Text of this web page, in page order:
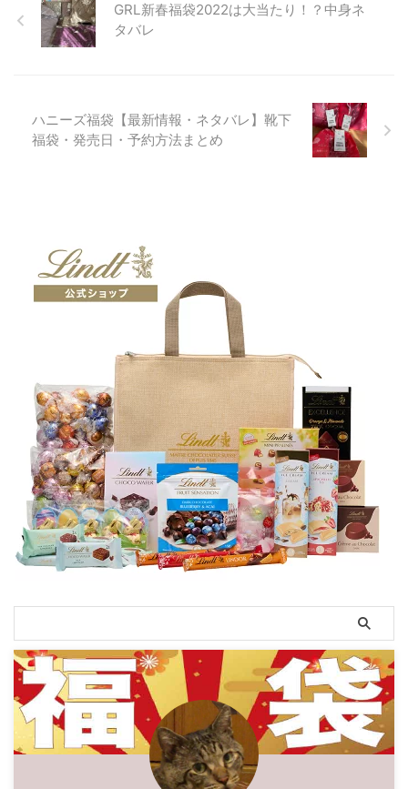
GRL新春福袋2022は大当たり！？中身ネ
タバレ
ハニーズ福袋【最新情報・ネタバレ】靴下
福袋・発売日・予約方法まとめ